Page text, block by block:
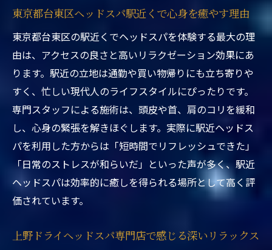
やし
ヘッドスパを通じたストレス解消法を東京都台
東区で体験
東京都台東区ヘッドスパ駅近くで始めるス
トレス対策
上野ヘッドスパ専門店で実感する心のケア
駅近くのヘッドスパで心身のバランスを整
ヘッドスパ東京でのストレスケア最新事情
ドライヘッドスパとウェットヘッドスパの
東京都台東区ヘッドスパ駅近くの利用者体
東京都台東区ヘッドスパ駅近くで心身を癒やす理由
東京都台東区の駅近くでヘッドスパを体験する最大の理
由は、アクセスの良さと高いリラクゼーション効果にあ
ります。駅近の立地は通勤や買い物帰りにも立ち寄りや
すく、忙しい現代人のライフスタイルにぴったりです。
専門スタッフによる施術は、頭皮や首、肩のコリを緩和
し、心身の緊張を解きほぐします。実際に駅近ヘッドス
パを利用した方からは「短時間でリフレッシュできた」
「日常のストレスが和らいだ」といった声が多く、駅近
ヘッドスパは効率的に癒しを得られる場所として高く評
価されています。
上野ドライヘッドスパ専門店で感じる深いリラックス